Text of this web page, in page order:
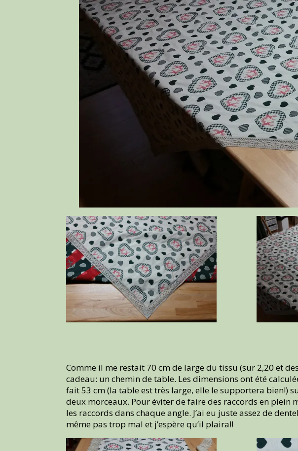
Comme il me restait 70 cm de large du tissu (sur 2,20 et
cadeau: un chemin de table. Les dimensions ont été
fait 53 cm (la table est très large, elle le supportera bien!)
deux morceaux. Pour éviter de faire des raccords en
les raccords dans chaque angle. J’ai eu juste assez de
même pas trop mal et j’espère qu’il plaira!!